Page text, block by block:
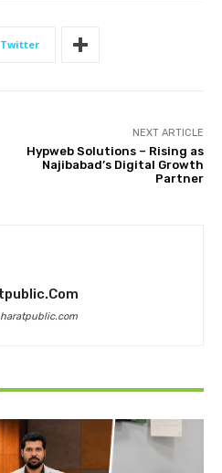
Twitter
NEXT ARTICLE
Hypweb Solutions – Rising as
Najibabad’s Digital Growth
Partner